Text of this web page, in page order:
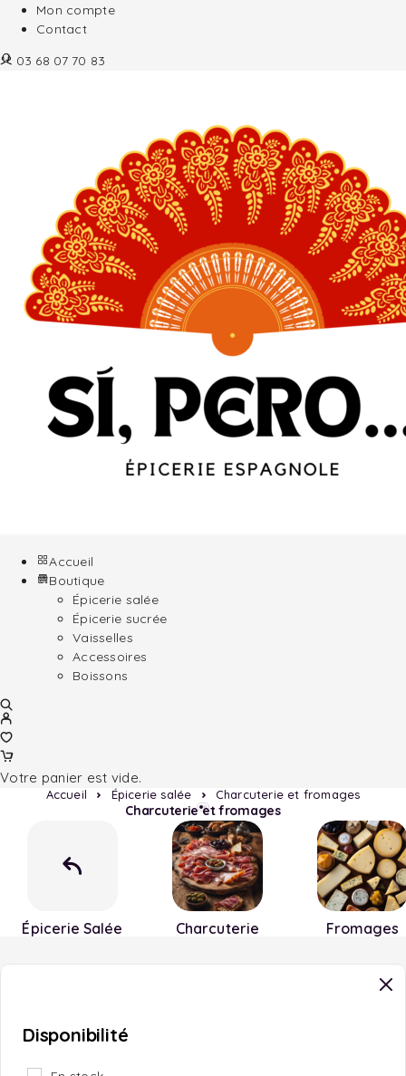
Mon compte
Contact
03 68 07 70 83
Accueil
Boutique
Épicerie salée
Épicerie sucrée
Vaisselles
Accessoires
Boissons
Votre panier est vide.
Accueil Épicerie salée Charcuterie et fromages
Charcuterie et fromages
Épicerie Salée Charcuterie Fromages
Disponibilité